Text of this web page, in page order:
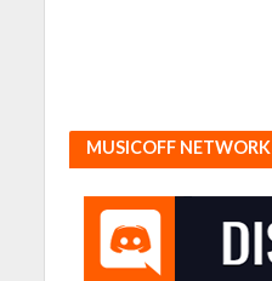
MUSICOFF NETWORK